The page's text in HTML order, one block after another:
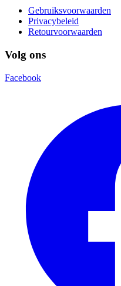
Gebruiksvoorwaarden
Privacybeleid
Retourvoorwaarden
Volg ons
Facebook